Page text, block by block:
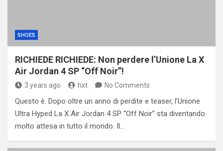
SHOES
RICHIEDE RICHIEDE: Non perdere l’Unione La X
Air Jordan 4 SP “Off Noir”!
3 years ago hxt No Comments
Questo è. Dopo oltre un anno di perdite e teaser, l’Unione
Ultra Hyped La X Air Jordan 4 SP “Off Noir” sta diventando
molto attesa in tutto il mondo. Il…